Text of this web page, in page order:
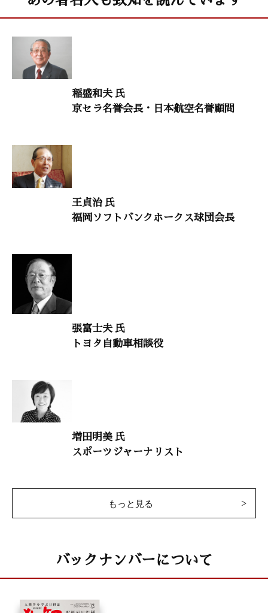
人生を照らす言葉
「坂村真民『大恩』」
鈴木秀子（国際コミュニオン学会名誉会長）
「言葉の世界はすべての人に広がっている」
柴田保之（國學院大学人間開発学部初等教育学科教授）
村上和雄（筑波大学名誉教授）
意見・判断
「道徳教育の充実こそ、日本再生への道」
貝塚茂樹（武蔵野大学教授）
日本の教育を取り戻す
歴史の教訓
「トランプ政権誕生で世界の潮目が変わる」
渡部昇一（上智大学名誉教授）
「“立禅ウォーキング”で若さと健康を保つ」
村田一吉（村田治療室院長）
小説・徳川家康
童門冬二（作家）
稲盛和夫 氏
京セラ名誉会長・日本航空名誉顧問
王貞治 氏
福岡ソフトバンクホークス球団会長
張富士夫 氏
トヨタ自動車相談役
増田明美 氏
スポーツジャーナリスト
もっと見る
バックナンバーについて